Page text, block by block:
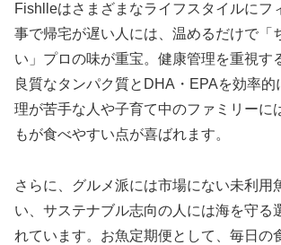
Fishlleはさまざまなライフスタイルにフ
事で帰宅が遅い人には、温めるだけで「
い」プロの味が重宝。健康管理を重視す
良質なタンパク質とDHA・EPAを効率的
理が苦手な人や子育て中のファミリーに
もが食べやすい点が喜ばれます。
さらに、グルメ派には市場にない未利用
い、サステナブル志向の人には海を守る
れています。お魚定期便として、毎日の